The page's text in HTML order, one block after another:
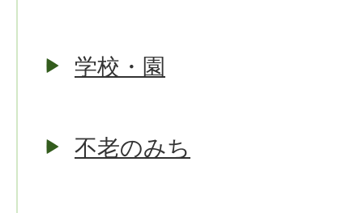
学校・園
不老のみち